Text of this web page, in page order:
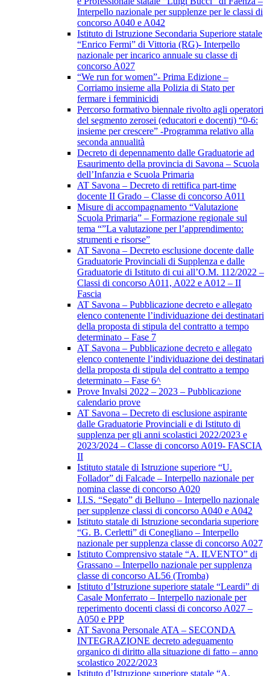
Interpello nazionale per supplenze per le classi di
concorso A040 e A042
Istituto di Istruzione Secondaria Superiore statale
“Enrico Fermi” di Vittoria (RG)- Interpello
nazionale per incarico annuale su classe di
concorso A027
“We run for women”- Prima Edizione –
Corriamo insieme alla Polizia di Stato per
fermare i femminicidi
Percorso formativo biennale rivolto agli operatori
del segmento zerosei (educatori e docenti) “0-6:
insieme per crescere” -Programma relativo alla
seconda annualità
Decreto di depennamento dalle Graduatorie ad
Esaurimento della provincia di Savona – Scuola
dell’Infanzia e Scuola Primaria
AT Savona – Decreto di rettifica part-time
docente II Grado – Classe di concorso A011
Misure di accompagnamento “Valutazione
Scuola Primaria” – Formazione regionale sul
tema “”La valutazione per l’apprendimento:
strumenti e risorse”
AT Savona – Decreto esclusione docente dalle
Graduatorie Provinciali di Supplenza e dalle
Graduatorie di Istituto di cui all’O.M. 112/2022 –
Classi di concorso A011, A022 e A012 – II
Fascia
AT Savona – Pubblicazione decreto e allegato
elenco contenente l’individuazione dei destinatari
della proposta di stipula del contratto a tempo
determinato – Fase 7
AT Savona – Pubblicazione decreto e allegato
elenco contenente l’individuazione dei destinatari
della proposta di stipula del contratto a tempo
determinato – Fase 6^
Prove Invalsi 2022 – 2023 – Pubblicazione
calendario prove
AT Savona – Decreto di esclusione aspirante
dalle Graduatorie Provinciali e di Istituto di
supplenza per gli anni scolastici 2022/2023 e
2023/2024 – Classe di concorso A019- FASCIA
II
Istituto statale di Istruzione superiore “U.
Follador” di Falcade – Interpello nazionale per
nomina classe di concorso A020
I.I.S. “Segato” di Belluno – Interpello nazionale
per supplenze classi di concorso A040 e A042
Istituto statale di Istruzione secondaria superiore
“G. B. Cerletti” di Conegliano – Interpello
nazionale per supplenza classe di concorso A027
Istituto Comprensivo statale “A. ILVENTO” di
Grassano – Interpello nazionale per supplenza
classe di concorso AL56 (Tromba)
Istituto d’Istruzione superiore statale “Leardi” di
Casale Monferrato – Interpello nazionale per
reperimento docenti classi di concorso A027 –
A050 e PPP
AT Savona Personale ATA – SECONDA
INTEGRAZIONE decreto adeguamento
organico di diritto alla situazione di fatto – anno
scolastico 2022/2023
Istituto d’Istruzione superiore statale “A.